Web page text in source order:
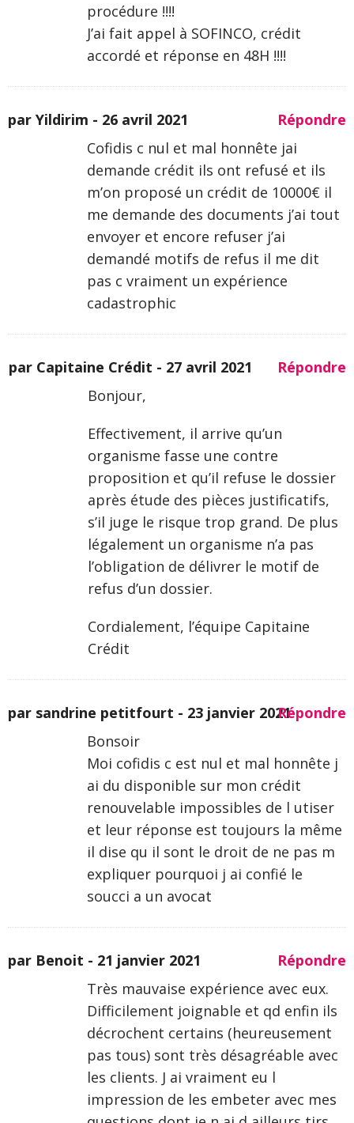
procédure !!!!
J’ai fait appel à SOFINCO, crédit
accordé et réponse en 48H !!!!
par Yildirim - 26 avril 2021
Répondre
Cofidis c nul et mal honnête jai
demande crédit ils ont refusé et ils
m’on proposé un crédit de 10000€ il
me demande des documents j’ai tout
envoyer et encore refuser j’ai
demandé motifs de refus il me dit
pas c vraiment un expérience
cadastrophic
par Capitaine Crédit - 27 avril 2021
Répondre
Bonjour,
Effectivement, il arrive qu’un
organisme fasse une contre
proposition et qu’il refuse le dossier
après étude des pièces justificatifs,
s’il juge le risque trop grand. De plus
légalement un organisme n’a pas
l’obligation de délivrer le motif de
refus d’un dossier.
Cordialement, l’équipe Capitaine
Crédit
par sandrine petitfourt - 23 janvier 2021Répondre
Bonsoir
Moi cofidis c est nul et mal honnête j
ai du disponible sur mon crédit
renouvelable impossibles de l utiser
et leur réponse est toujours la même
il dise qu il sont le droit de ne pas m
expliquer pourquoi j ai confié le
soucci a un avocat
par Benoit - 21 janvier 2021
Répondre
Très mauvaise expérience avec eux.
Difficilement joignable et qd enfin ils
décrochent certains (heureusement
pas tous) sont très désagréable avec
les clients. J ai vraiment eu l
impression de les embeter avec mes